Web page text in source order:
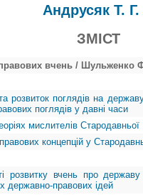
Андрусяк Т. Г.
ЗМІСТ
правових вчень / Шульженко
розвиток поглядів на
поглядів у давні часи
мислителів Стародавньої
концепцій у
розвитку вчень про
державно-правових ідей